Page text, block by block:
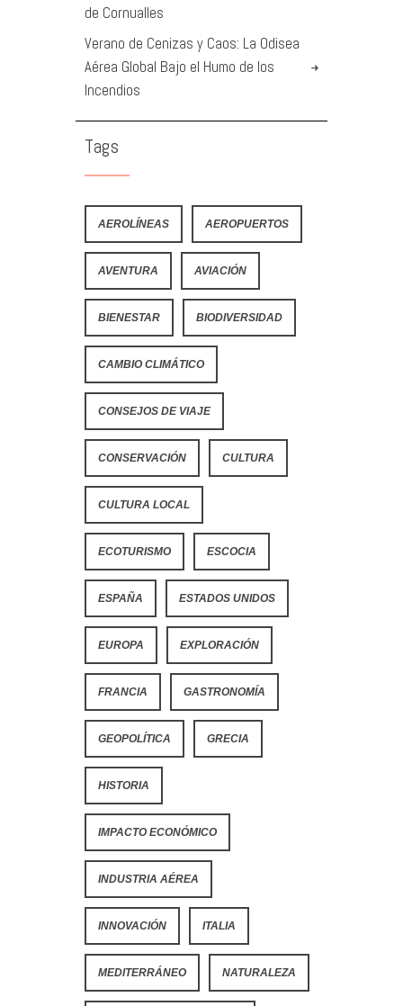
de Cornualles
Verano de Cenizas y Caos: La Odisea
Aérea Global Bajo el Humo de los
Incendios
Tags
AEROLÍNEAS AEROPUERTOS
AVENTURA AVIACIÓN
BIENESTAR BIODIVERSIDAD
CAMBIO CLIMÁTICO
CONSEJOS DE VIAJE
CONSERVACIÓN CULTURA
CULTURA LOCAL
ECOTURISMO ESCOCIA
ESPAÑA ESTADOS UNIDOS
EUROPA EXPLORACIÓN
FRANCIA GASTRONOMÍA
GEOPOLÍTICA GRECIA
HISTORIA
IMPACTO ECONÓMICO
INDUSTRIA AÉREA
INNOVACIÓN ITALIA
MEDITERRÁNEO NATURALEZA